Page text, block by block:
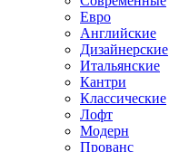
Евро
Английские
Дизайнерские
Итальянские
Кантри
Классические
Лофт
Модерн
Прованс